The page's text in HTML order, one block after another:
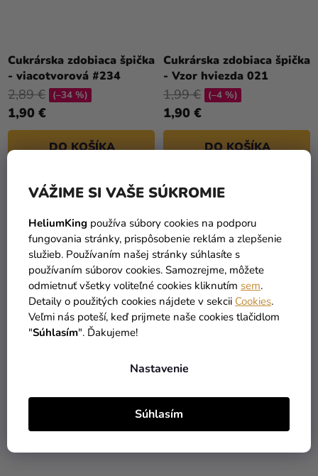
VÁŽIME SI VAŠE SÚKROMIE
HeliumKing používa súbory cookies na podporu
fungovania stránky, prispôsobenie reklám a zlepšenie
služieb. Používaním našej stránky súhlasíte s
používaním súborov cookies. Samozrejme, môžete
odmietnuť všetky voliteľné cookies kliknutím sem.
Detaily o použitých cookies nájdete v sekcii Cookies.
Veľmi nás poteší, keď prijmete naše cookies tlačidlom
"Súhlasím". Ďakujeme!
Nastavenie
Súhlasím
Cukrárska zdobiaca špička
- viacotvorová #234
1,90 €
2,89 € (–34 %)
DO KOŠÍKA
Cukrárska zdobiaca špička
- Vzor hviezda 021
1,90 €
1,99 € (–4 %)
DO KOŠÍKA
1,90 €
DO KOŠÍKA
1F - rezaná, klopená
1,90 €
DO KOŠÍKA